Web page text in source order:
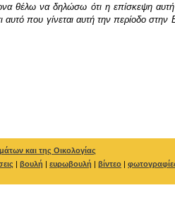
θέλω να δηλώσω ότι η επίσκεψη αυτή
που γίνεται αυτή την περίοδο
και της Οικολογίας
| βουλή | ευρωβουλή | βίντεο |